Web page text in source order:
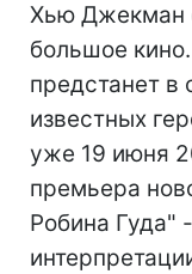
Хью Джекман
большое
предстанет в
известных
уже 19 июня
премьера
Робина Гуда"